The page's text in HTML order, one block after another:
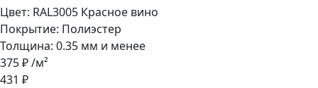
Цвет: RAL3005 Красное вино
Покрытие: Полиэстер
Толщина: 0.35 мм и менее
375 ₽/м²
431 ₽